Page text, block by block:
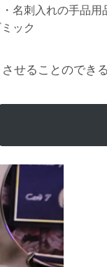
名刺入れの手品用
ック
せることのでき